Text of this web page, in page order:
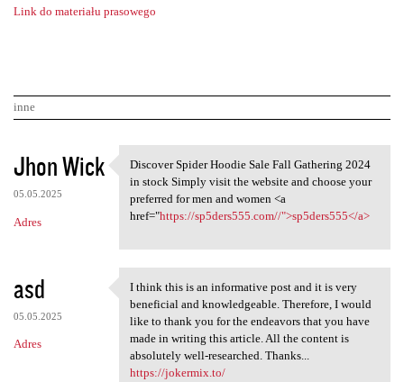
Link do materiału prasowego
inne
K
o
m
e
t
a
r
Jhon Wick
05.05.2025
Adres
Discover Spider Hoodie Sale
Discover Spider Hoodie Sale Fall Gathering 2024
in stock Simply visit the website and choose your
preferred for men and women <a
href="https://sp5ders555.com//">sp5ders555</a>
asd
05.05.2025
Adres
I think this is an
I think this is an informative post and it is very
beneficial and knowledgeable. Therefore, I would
like to thank you for the endeavors that you have
made in writing this article. All the content is
absolutely well-researched. Thanks...
https://jokermix.to/